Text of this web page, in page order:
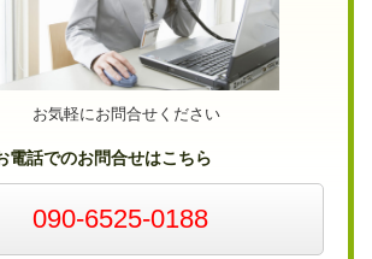
気軽にお問合せください
電話でのお問合せはこちら
090-6525-0188